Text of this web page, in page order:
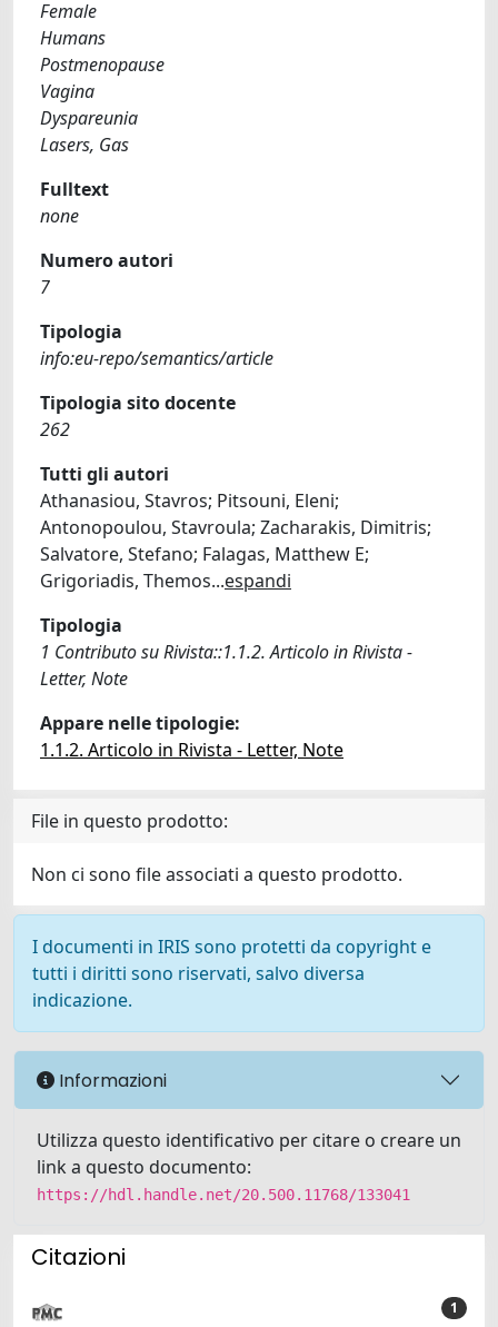
Female
Humans
Postmenopause
Vagina
Dyspareunia
Lasers, Gas
Fulltext
none
Numero autori
7
Tipologia
info:eu-repo/semantics/article
Tipologia sito docente
262
Tutti gli autori
Athanasiou, Stavros; Pitsouni, Eleni;
Antonopoulou, Stavroula; Zacharakis, Dimitris;
Salvatore, Stefano; Falagas, Matthew E;
Grigoriadis, Themos...espandi
Tipologia
1 Contributo su Rivista::1.1.2. Articolo in Rivista -
Letter, Note
Appare nelle tipologie:
1.1.2. Articolo in Rivista - Letter, Note
File in questo prodotto:
Non ci sono file associati a questo prodotto.
I documenti in IRIS sono protetti da copyright e
tutti i diritti sono riservati, salvo diversa
indicazione.
Informazioni
Utilizza questo identificativo per citare o creare un
link a questo documento:
https://hdl.handle.net/20.500.11768/133041
Citazioni
1